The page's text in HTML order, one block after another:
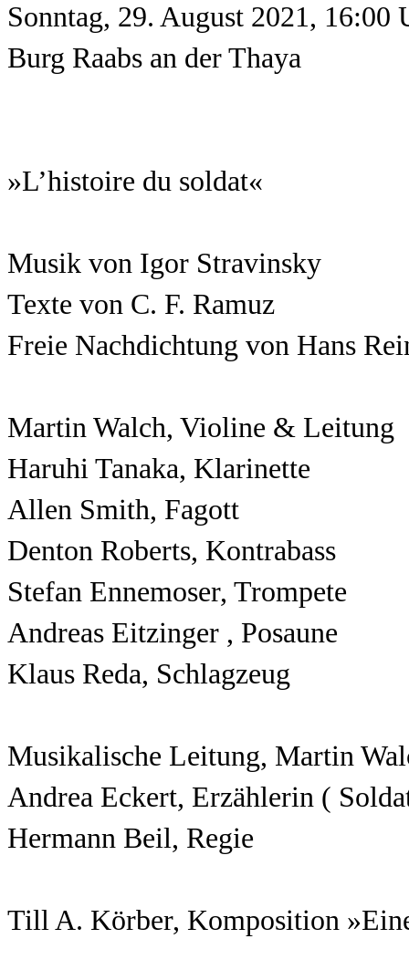
Sonntag, 29. August 2021, 16:00
Burg Raabs an der Thaya
»L’histoire du soldat«
Musik von Igor Stravinsky
Texte von C. F. Ramuz
Freie Nachdichtung von Hans
Martin Walch, Violine & Leitung
Haruhi Tanaka, Klarinette
Allen Smith, Fagott
Denton Roberts, Kontrabass
Stefan Ennemoser, Trompete
Andreas Eitzinger , Posaune
Klaus Reda, Schlagzeug
Musikalische Leitung, Martin
Andrea Eckert, Erzählerin (
Hermann Beil, Regie
Till A. Körber, Komposition